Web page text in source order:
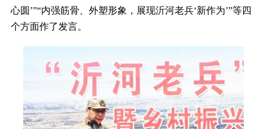
心圆’”“内强筋骨、外塑形象，展现沂河老兵‘新作为’”等四
个方面作了发言。